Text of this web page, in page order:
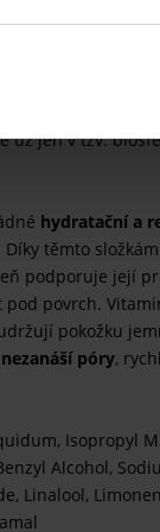
jader
se pak
. Kromě toho ani
samozřejmostí.
už jen v tzv.
hydratační a
Díky těmto
podporuje její
povrch.
pokožku
póry,
Isopropyl
Alcohol,
Linalool,